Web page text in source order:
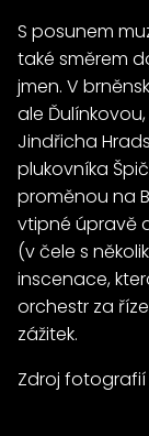
S posunem
také směrem
jmen. V
ale
Jindřicha
plukovníka
proměnou na
vtipné úpravě
(v čele s
inscenace,
orchestr za
zážitek.
Zdroj fotografií